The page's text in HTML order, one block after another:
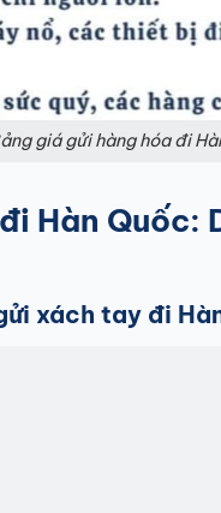
giá gửi hàng hóa đi
Hàn Quốc:
xách tay đi